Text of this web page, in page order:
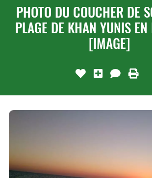
PHOTO DU COUCHER DE
PLAGE DE KHAN YUNIS EN
[IMAGE]